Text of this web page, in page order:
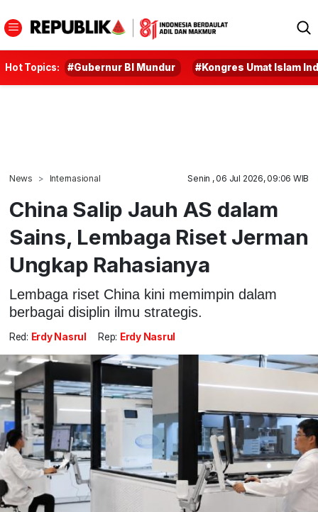
Hot Topics: #Gubernur BI Mundur #Kongres Umat Islam
News Internasional Senin , 06 Jul 2026, 09:06 WIB
China Salip Jauh AS dalam
Sains, Lembaga Riset Jerman
Ungkap Rahasianya
Lembaga riset China kini memimpin dalam
berbagai disiplin ilmu strategis.
Red: Erdy Nasrul Rep: Erdy Nasrul